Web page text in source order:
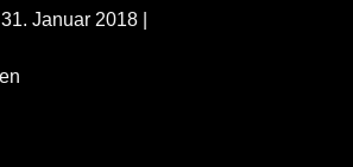
Januar 2018 |